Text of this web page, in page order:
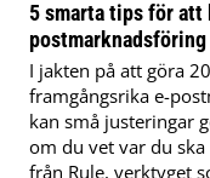
5 smarta tips för
I jakten på att göra
framgångsrika e-
kan små justeringar
om du vet var du
från Rule, verktyget